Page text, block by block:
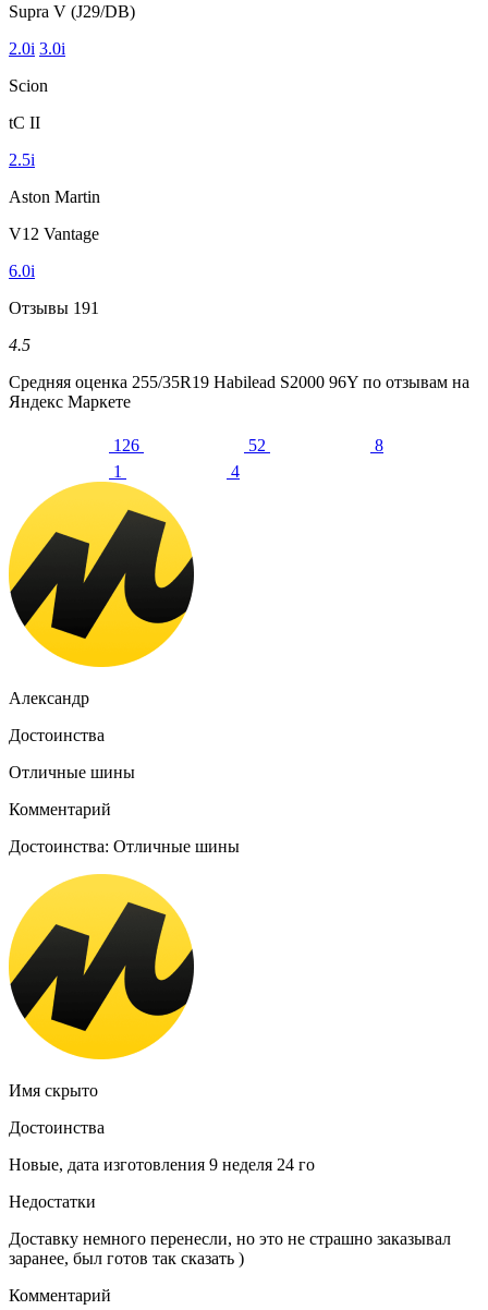
Supra V (J29/DB)
2.0i 3.0i
Scion
tC II
2.5i
Aston Martin
V12 Vantage
6.0i
Отзывы 191
4.5
Средняя оценка 255/35R19 Habilead S2000 96Y по отзывам на
Яндекс Маркете
126 52
8
1
4
Александр
Достоинства
Отличные шины
Комментарий
Достоинства: Отличные шины
Имя скрыто
Достоинства
Новые, дата изготовления 9 неделя 24 го
Недостатки
Доставку немного перенесли, но это не страшно заказывал
заранее, был готов так сказать )
Комментарий